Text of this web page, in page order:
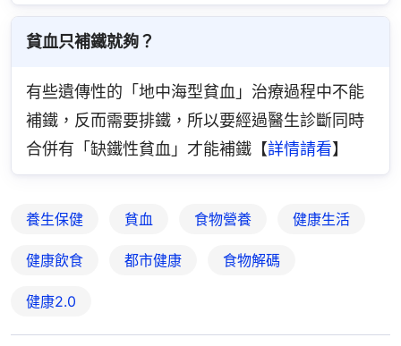
貧血只補鐵就夠？
有些遺傳性的「地中海型貧血」治療過程中不能
補鐵，反而需要排鐵，所以要經過醫生診斷同時
合併有「缺鐵性貧血」才能補鐵【詳情請看】
養生保健 貧血 食物營養 健康生活
健康飲食 都市健康 食物解碼
健康2.0